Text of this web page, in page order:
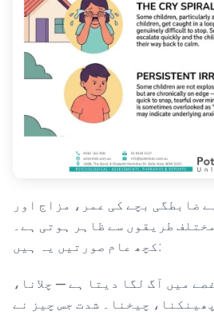
ضابطگی بچے کی عمر، مزاج اور
طریقوں سے ظاہر ہوتی ہے۔
کچھ عام صورتیں یہ ہیں:
میں آگ لگا دیتا ہے — چلانا،
چیخنا۔ شدت جس چیز نے